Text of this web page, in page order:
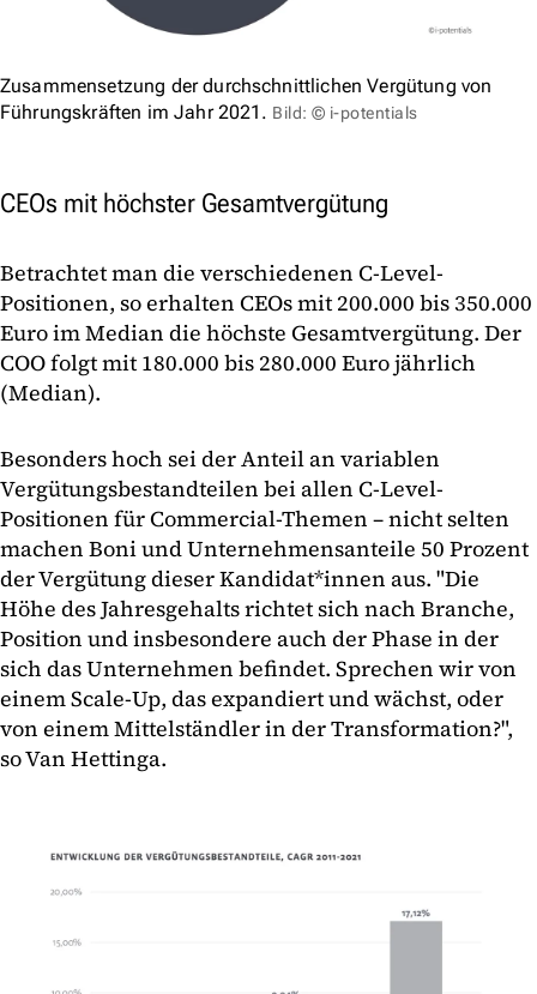
Zusammensetzung der durchschnittlichen Vergütung von
Führungskräften im Jahr 2021. Bild: © i-potentials
CEOs mit höchster Gesamtvergütung
Betrachtet man die verschiedenen C-Level-
Positionen, so erhalten CEOs mit 200.000 bis 350.000
Euro im Median die höchste Gesamtvergütung. Der
COO folgt mit 180.000 bis 280.000 Euro jährlich
(Median).
Besonders hoch sei der Anteil an variablen
Vergütungsbestandteilen bei allen C-Level-
Positionen für Commercial-Themen – nicht selten
machen Boni und Unternehmensanteile 50 Prozent
der Vergütung dieser Kandidat*innen aus. "Die
Höhe des Jahresgehalts richtet sich nach Branche,
Position und insbesondere auch der Phase in der
sich das Unternehmen befindet. Sprechen wir von
einem Scale-Up, das expandiert und wächst, oder
von einem Mittelständler in der Transformation?",
so Van Hettinga.